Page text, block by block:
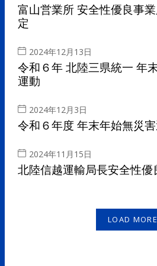
富山営業所 安全性優良事
定
2024年12月13日
令和６年 北陸三県統一 年
運動
2024年12月3日
令和６年度 年末年始無災
2024年11月15日
北陸信越運輸局長安全性優
LOAD MORE